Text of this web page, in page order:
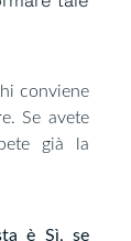
conviene
Se avete
già la
è Sì, se